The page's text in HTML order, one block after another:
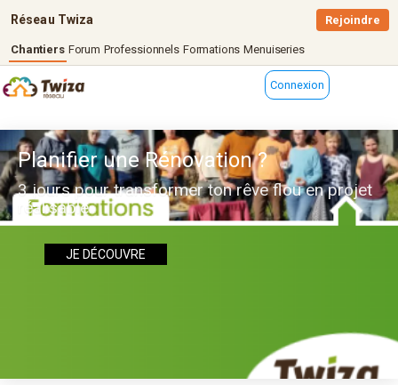
Réseau Twiza
Chantiers Forum Professionnels Formations Menuiseries
Rejoindre
Connexion
Planifier une Rénovation ?
3 jours pour transformer ton rêve flou en projet
réalisable
JE DÉCOUVRE